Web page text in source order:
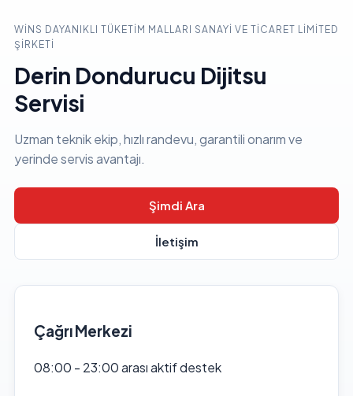
WINS DAYANIKLI TÜKETIM MALLARI SANAYI VE TICARET LIMITED
ŞIRKETI
Derin Dondurucu Dijitsu
Servisi
Uzman teknik ekip, hızlı randevu, garantili onarım ve
yerinde servis avantajı.
Şimdi Ara
İletişim
Çağrı Merkezi
08:00 - 23:00 arası aktif destek